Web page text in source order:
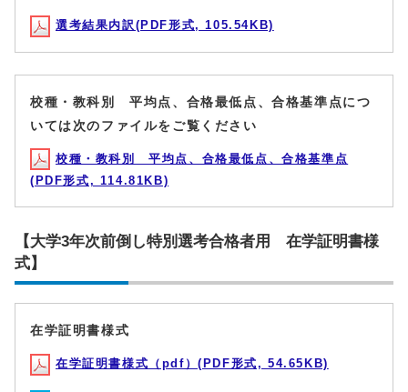
選考結果内訳(PDF形式, 105.54KB)
校種・教科別 平均点、合格最低点、合格基準点につ
いては次のファイルをご覧ください
校種・教科別 平均点、合格最低点、合格基準点
(PDF形式, 114.81KB)
【大学3年次前倒し特別選考合格者用 在学証明書様
式】
在学証明書様式
在学証明書様式（pdf）(PDF形式, 54.65KB)